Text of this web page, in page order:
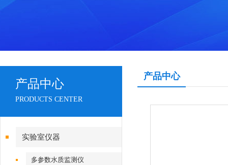
产品中心
PRODUCTS CENTER
实验室仪器
多参数水质监测仪
产品中心